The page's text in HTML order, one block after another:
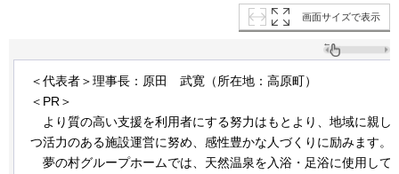
画面サイズで表示
＜代表者＞理事長：原田 武寛（所在地：高原町）
＜PR＞
より質の高い支援を利用者にする努力はもとより、地域に親し
つ活力のある施設運営に努め、感性豊かな人づくりに励みます。
夢の村グループホームでは、天然温泉を入浴・足浴に使用して